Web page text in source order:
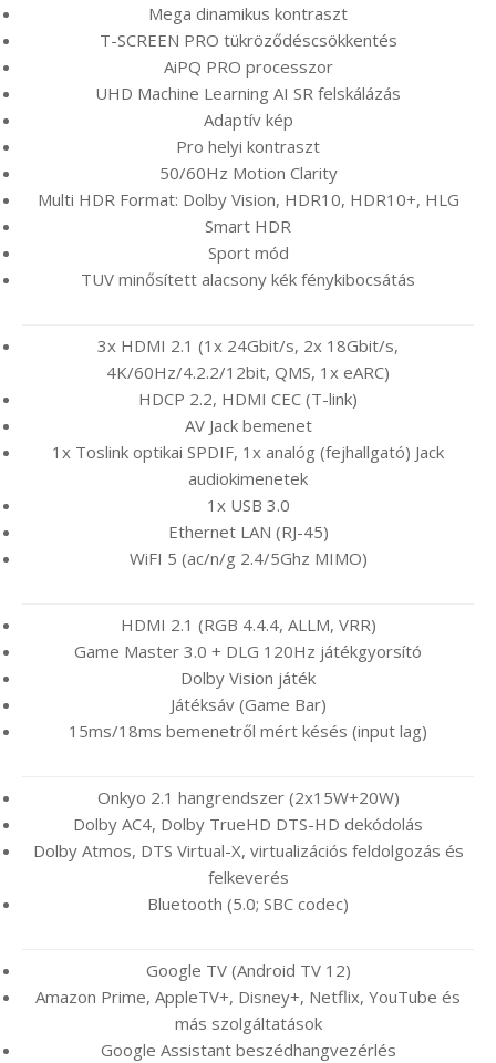
Mega dinamikus kontraszt
T-SCREEN PRO tükröződéscsökkentés
AiPQ PRO processzor
UHD Machine Learning AI SR felskálázás
Adaptív kép
Pro helyi kontraszt
50/60Hz Motion Clarity
Multi HDR Format: Dolby Vision, HDR10, HDR10+, HLG
Smart HDR
Sport mód
TUV minősített alacsony kék fénykibocsátás
3x HDMI 2.1 (1x 24Gbit/s, 2x 18Gbit/s,
4K/60Hz/4.2.2/12bit, QMS, 1x eARC)
HDCP 2.2, HDMI CEC (T-link)
AV Jack bemenet
1x Toslink optikai SPDIF, 1x analóg (fejhallgató) Jack
audiokimenetek
1x USB 3.0
Ethernet LAN (RJ-45)
WiFI 5 (ac/n/g 2.4/5Ghz MIMO)
HDMI 2.1 (RGB 4.4.4, ALLM, VRR)
Game Master 3.0 + DLG 120Hz játékgyorsító
Dolby Vision játék
Játéksáv (Game Bar)
15ms/18ms bemenetről mért késés (input lag)
Onkyo 2.1 hangrendszer (2x15W+20W)
Dolby AC4, Dolby TrueHD DTS-HD dekódolás
Dolby Atmos, DTS Virtual-X, virtualizációs feldolgozás és
felkeverés
Bluetooth (5.0; SBC codec)
Google TV (Android TV 12)
Amazon Prime, AppleTV+, Disney+, Netflix, YouTube és
más szolgáltatások
Google Assistant beszédhangvezérlés